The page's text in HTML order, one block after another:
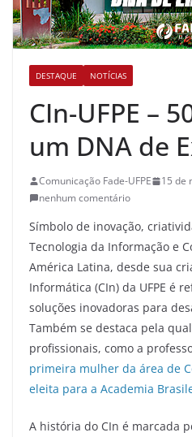
DESTAQUE NOTÍCIAS
CIn-UFPE –
um DNA de
Comunicação Fade-UFPE
15 de
nenhum comentário
Símbolo de inovação,
Tecnologia da Informação e
América Latina, desde sua
Informática (CIn) da UFPE é
soluções inovadoras para
Também se destaca pela
profissionais, como a
primeira mulher da área de
eleita para a Academia
A história do CIn é marcada